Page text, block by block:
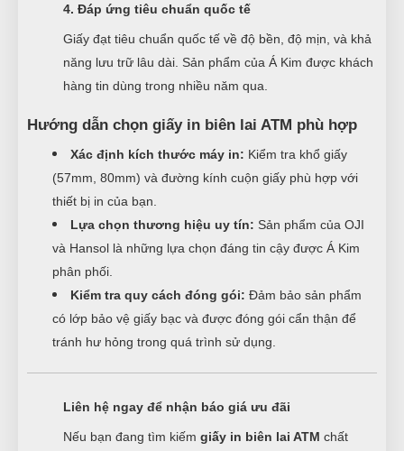
4. Đáp ứng tiêu chuẩn quốc tế
Giấy đạt tiêu chuẩn quốc tế về độ bền, độ mịn, và khả
năng lưu trữ lâu dài. Sản phẩm của Á Kim được khách
hàng tin dùng trong nhiều năm qua.
Hướng dẫn chọn giấy in biên lai ATM phù hợp
Xác định kích thước máy in: Kiểm tra khổ giấy
(57mm, 80mm) và đường kính cuộn giấy phù hợp với
thiết bị in của bạn.
Lựa chọn thương hiệu uy tín: Sản phẩm của OJI
và Hansol là những lựa chọn đáng tin cậy được Á Kim
phân phối.
Kiểm tra quy cách đóng gói: Đảm bảo sản phẩm
có lớp bảo vệ giấy bạc và được đóng gói cẩn thận để
tránh hư hỏng trong quá trình sử dụng.
Liên hệ ngay để nhận báo giá ưu đãi
Nếu bạn đang tìm kiếm giấy in biên lai ATM chất